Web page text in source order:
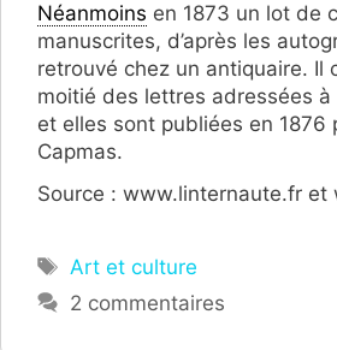
Néanmoins en 1873 un lot de
manuscrites, d’après les
retrouvé chez un antiquaire. Il
moitié des lettres adressées à
et elles sont publiées en 1876
Capmas.
Source : www.linternaute.fr et
Étiquettes
Art et culture
2 commentaires